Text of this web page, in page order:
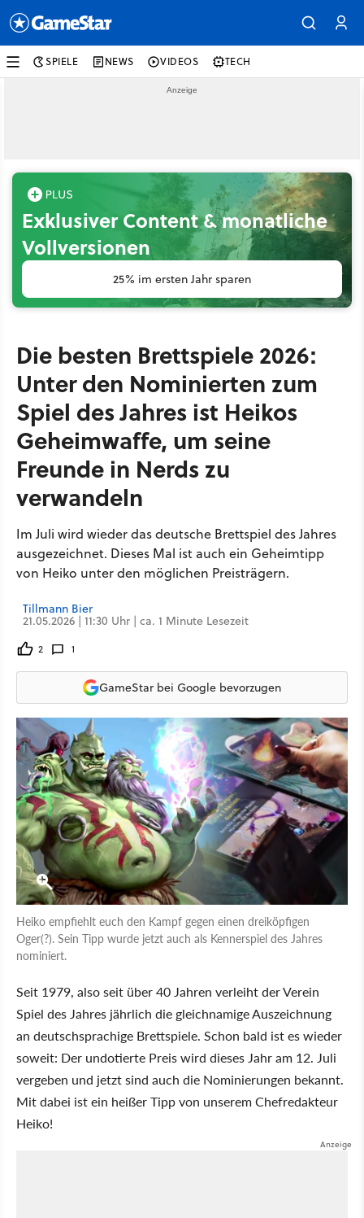
SPIELE NEWS VIDEOS TECH
Exklusiver Content & monatliche
Vollversionen
25% im ersten Jahr sparen
Die besten Brettspiele 2026:
Unter den Nominierten zum
Spiel des Jahres ist Heikos
Geheimwaffe, um seine
Freunde in Nerds zu
verwandeln
Im Juli wird wieder das deutsche Brettspiel des Jahres
ausgezeichnet. Dieses Mal ist auch ein Geheimtipp
von Heiko unter den möglichen Preisträgern.
Tillmann Bier
21.05.2026 | 11:30 Uhr | ca. 1 Minute Lesezeit
2 1
GameStar bei Google bevorzugen
Heiko empfiehlt euch den Kampf gegen einen dreiköpfigen
Oger(?). Sein Tipp wurde jetzt auch als Kennerspiel des Jahres
nominiert.
Seit 1979, also seit über 40 Jahren verleiht der Verein
Spiel des Jahres jährlich die gleichnamige Auszeichnung
an deutschsprachige Brettspiele. Schon bald ist es wieder
soweit: Der undotierte Preis wird dieses Jahr am 12. Juli
vergeben und jetzt sind auch die Nominierungen bekannt.
Mit dabei ist ein heißer Tipp von unserem Chefredakteur
Heiko!